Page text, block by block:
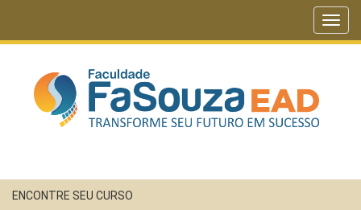
ENCONTRE SEU CURSO